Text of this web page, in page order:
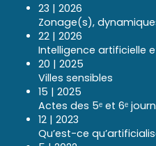
23 | 2026
Zonage(s),
22 | 2026
Intelligence artificielle
20 | 2025
Villes sensibles
15 | 2025
Actes des 5ᵉ et 6ᵉ
12 | 2023
Qu’est-ce